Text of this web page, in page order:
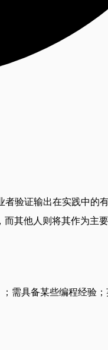
验证输出在实践中的
其他人则将其作为主
需具备某些编程经验